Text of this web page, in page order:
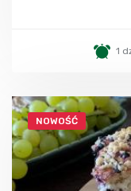
1
NOWOŚĆ